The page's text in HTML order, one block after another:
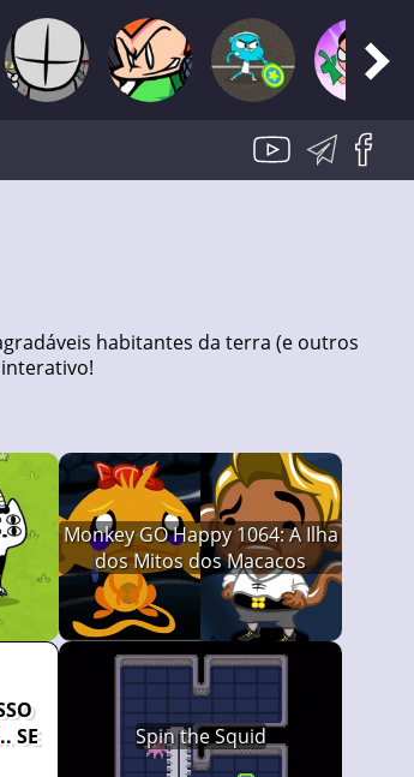
habitantes da terra (e outros
Monkey GO Happy 1064: A Ilha
dos Mitos dos Macacos
SE
Spin the Squid